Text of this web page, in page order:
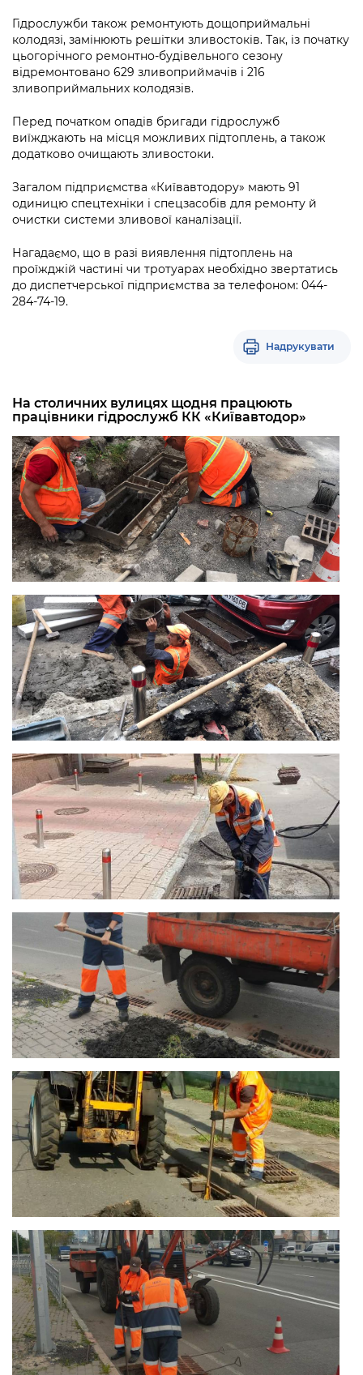
Kyiv International Relations
Річні звіти
Безбар'єрність
Портал Захисників та Захисниць
Безбар'єрність
Портал послуг
Міський застосунок Київ Цифровий
Важливе під час воєнного стану
Важливе під час воєнного стану
Про відкриті дані
Портал даних Києва
Публічні дашборди
Гідрослужби також ремонтують дощоприймальні
колодязі, замінюють решітки зливостоків. Так, із початку
цьогорічного ремонтно-будівельного сезону
відремонтовано 629 зливоприймачів і 216
зливоприймальних колодязів.
Перед початком опадів бригади гідрослужб
виїжджають на місця можливих підтоплень, а також
додатково очищають зливостоки.
Загалом підприємства «Київавтодору» мають 91
одиницю спецтехніки і спецзасобів для ремонту й
очистки системи зливової каналізації.
Нагадаємо, що в разі виявлення підтоплень на
проїжджій частині чи тротуарах необхідно звертатись
до диспетчерської підприємства за телефоном: 044-
284-74-19.
Надрукувати
На столичних вулицях щодня працюють
працівники гідрослужб КК «Київавтодор»